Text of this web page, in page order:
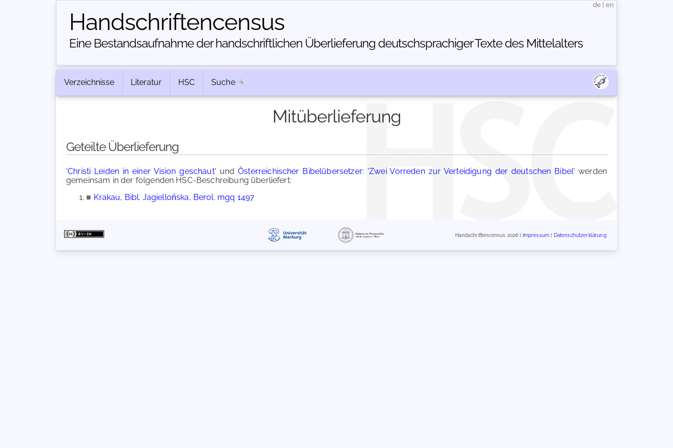
Handschriften­census
Eine Bestandsaufnahme der handschriftlichen Über­lieferung deutschsprachiger Texte des Mittelalters
de en
Verzeichnisse Literatur HSC Suche
Mitüberlieferung
Geteilte Überlieferung
'Christi Leiden in einer Vision geschaut' undÖsterreichischer Bibelübersetzer: 'Zwei Vorreden zur Verteidigung der deutschen Bibel' werden
gemeinsam in der folgenden HSC-Beschreibung überliefert:
■ Krakau, Bibl. Jagiellońska, Berol. mgq 1497
Handschriftencensus 2026 | Impressum Datenschutzerklärung